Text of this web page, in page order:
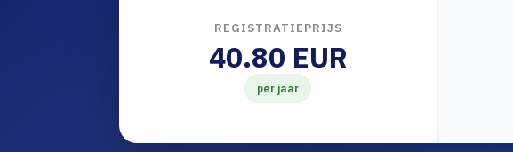
REGISTRATIEPRIJS
40.80 EUR
per jaar